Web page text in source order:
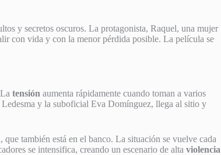
y secretos oscuros. La protagonista, Raquel, una mujer
con vida y con la menor pérdida posible. La película se
tensión aumenta rápidamente cuando toman a varios
y la suboficial Eva Domínguez, llega al sitio y
también está en el banco. La situación se vuelve cada
se intensifica, creando un escenario de alta violencia